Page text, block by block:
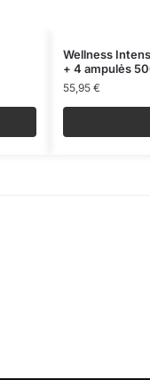
Wellness
+ 4 ampulės
55,95 €